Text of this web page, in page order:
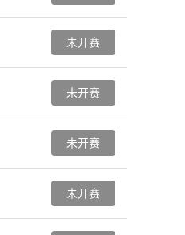
未开赛
未开赛
未开赛
未开赛